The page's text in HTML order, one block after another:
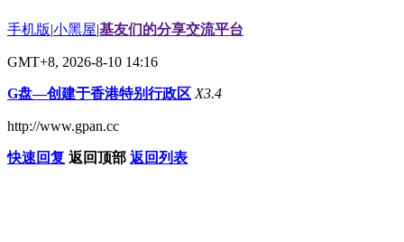
手机版|小黑屋|基友们的分享交流平台
GMT+8, 2026-8-10 14:16
G盘—创建于香港特别行政区 X3.4
http://www.gpan.cc
快速回复 返回顶部 返回列表